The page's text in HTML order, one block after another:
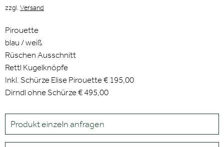
zzgl. Versand
Pirouette
blau / weiß
Rüschen Ausschnitt
Rettl Kugelknöpfe
Inkl. Schürze Elise Pirouette € 195,00
Dirndl ohne Schürze € 495,00
Produkt einzeln anfragen